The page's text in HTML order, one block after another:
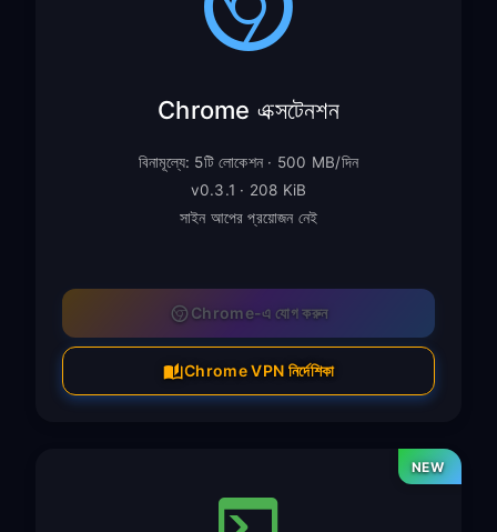
Chrome এক্সটেনশন
বিনামূল্যে: 5টি লোকেশন · 500 MB/দিন
v0.3.1 · 208 KiB
সাইন আপের প্রয়োজন নেই
Chrome-এ যোগ করুন
Chrome VPN নির্দেশিকা
NEW